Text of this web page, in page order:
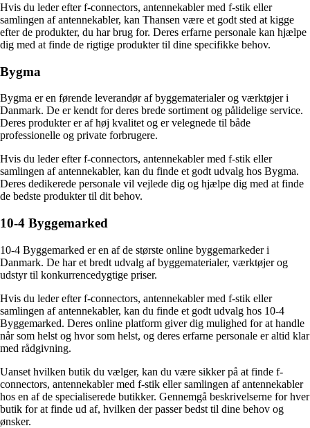
Hvis du leder efter f-connectors, antennekabler med f-stik eller
samlingen af antennekabler, kan Thansen være et godt sted at kigge
efter de produkter, du har brug for. Deres erfarne personale kan hjælpe
dig med at finde de rigtige produkter til dine specifikke behov.
Bygma
Bygma er en førende leverandør af byggematerialer og værktøjer i
Danmark. De er kendt for deres brede sortiment og pålidelige service.
Deres produkter er af høj kvalitet og er velegnede til både
professionelle og private forbrugere.
Hvis du leder efter f-connectors, antennekabler med f-stik eller
samlingen af antennekabler, kan du finde et godt udvalg hos Bygma.
Deres dedikerede personale vil vejlede dig og hjælpe dig med at finde
de bedste produkter til dit behov.
10-4 Byggemarked
10-4 Byggemarked er en af de største online byggemarkeder i
Danmark. De har et bredt udvalg af byggematerialer, værktøjer og
udstyr til konkurrencedygtige priser.
Hvis du leder efter f-connectors, antennekabler med f-stik eller
samlingen af antennekabler, kan du finde et godt udvalg hos 10-4
Byggemarked. Deres online platform giver dig mulighed for at handle
når som helst og hvor som helst, og deres erfarne personale er altid klar
med rådgivning.
Uanset hvilken butik du vælger, kan du være sikker på at finde f-
connectors, antennekabler med f-stik eller samlingen af antennekabler
hos en af de specialiserede butikker. Gennemgå beskrivelserne for hver
butik for at finde ud af, hvilken der passer bedst til dine behov og
ønsker.